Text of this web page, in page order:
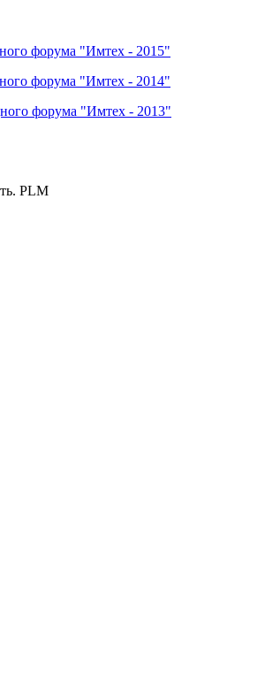
форума "Имтех - 2015"
форума "Имтех - 2014"
форума "Имтех - 2013"
PLM